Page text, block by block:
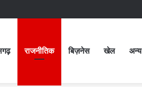
राजनीतिक बिज़नेस खेल अन्य